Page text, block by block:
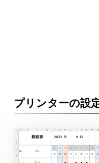
プリンターの設